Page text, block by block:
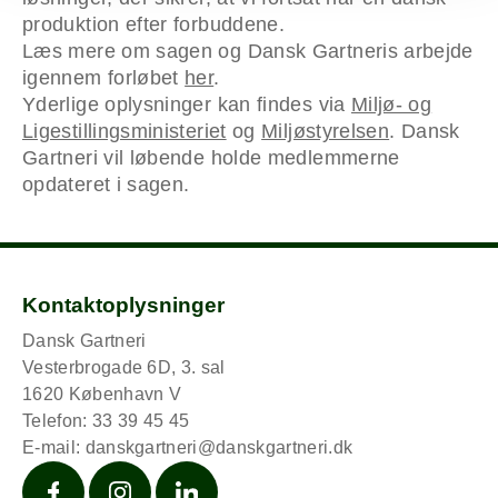
produktion efter forbuddene.
Læs mere om sagen og Dansk Gartneris arbejde
igennem forløbet her.
Yderlige oplysninger kan findes via Miljø- og
Ligestillingsministeriet og Miljøstyrelsen. Dansk
Gartneri vil løbende holde medlemmerne
opdateret i sagen.
Kontaktoplysninger
Dansk Gartneri
Vesterbrogade 6D, 3. sal
1620 København V
Telefon: 33 39 45 45
E-mail: danskgartneri@danskgartneri.dk